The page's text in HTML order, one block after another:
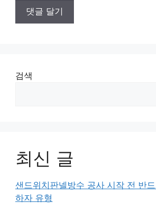
검색
최신 글
샌드위치판넬방수 공사 시작 전 반
하자 유형